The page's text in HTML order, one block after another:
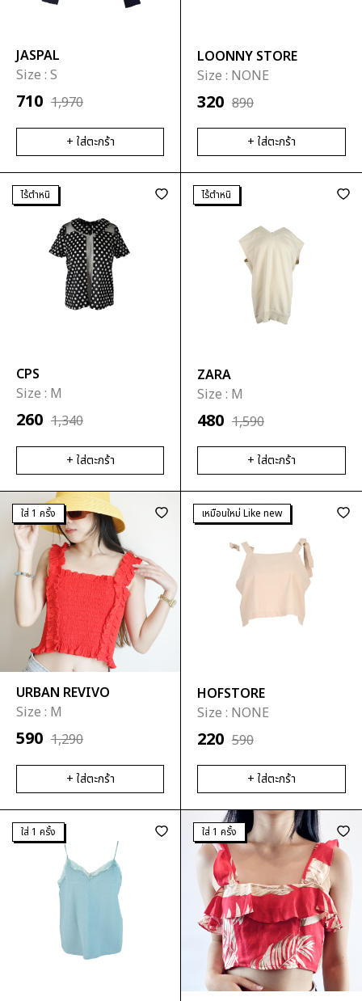
JASPAL
Size : S
710 1,970
+ ใส่ตะกร้า
LOONNY STORE
Size : NONE
320 890
+ ใส่ตะกร้า
ไร้ตำหนิ
CPS
Size : M
260 1,340
+ ใส่ตะกร้า
ไร้ตำหนิ
ZARA
Size : M
480 1,590
+ ใส่ตะกร้า
ใส่ 1 ครั้ง
URBAN REVIVO
Size : M
590 1,290
+ ใส่ตะกร้า
เหมือนใหม่ Like new
HOFSTORE
Size : NONE
220 590
+ ใส่ตะกร้า
ใส่ 1 ครั้ง ใส่ 1 ครั้ง